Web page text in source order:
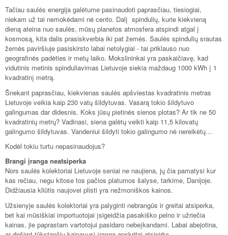
Tačiau saulės energija galėtume pasinaudoti paprasčiau, tiesiogiai,
niekam už tai nemokėdami nė cento. Dalį spindulių, kurie kiekvieną
dieną ateina nuo saulės, mūsų planetos atmosfera atspindi atgal į
kosmosą, kita dalis prasiskverbia iki pat žemės. Saulės spindulių srautas
žemės paviršiuje pasiskirsto labai netolygiai - tai priklauso nuo
geografinės padėties ir metų laiko. Mokslininkai yra paskaičiavę, kad
vidutinis metinis spinduliavimas Lietuvoje siekia maždaug 1000 kWh į 1
kvadratinį metrą.
Šnekant paprasčiau, kiekvienas saulės apšviestas kvadratinis metras
Lietuvoje veikia kaip 230 vatų šildytuvas. Vasarą tokio šildytuvo
galingumas dar didesnis. Koks jūsų pietinės sienos plotas? Ar tik ne 50
kvadratinių metrų? Vadinasi, siena galėtų veikti kaip 11,5 kilovatų
galingumo šildytuvas. Vandeniui šildyti tokio galingumo nė nereikėtų…
Kodėl tokiu turtu nepasinaudojus?
Brangi įranga neatsiperka
Nors saulės kolektoriai Lietuvoje seniai ne naujiena, jų čia pamatysi kur
kas rečiau, negu kitose tos pačios platumos šalyse, tarkime, Danijoje.
Didžiausia kliūtis naujovei plisti yra nežmoniškos kainos.
Užsienyje saulės kolektoriai yra palyginti nebrangūs ir greitai atsiperka,
bet kai mūsiškiai importuotojai įsigeidžia pasakiško pelno ir užriečia
kainas, jie paprastam vartotojui pasidaro nebeįkandami. Labai abejotina,